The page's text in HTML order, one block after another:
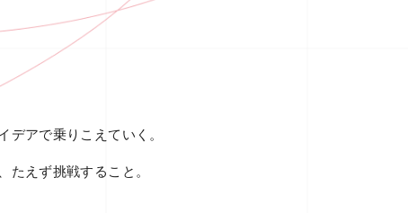
デアで乗りこえていく。
たえず挑戦すること。